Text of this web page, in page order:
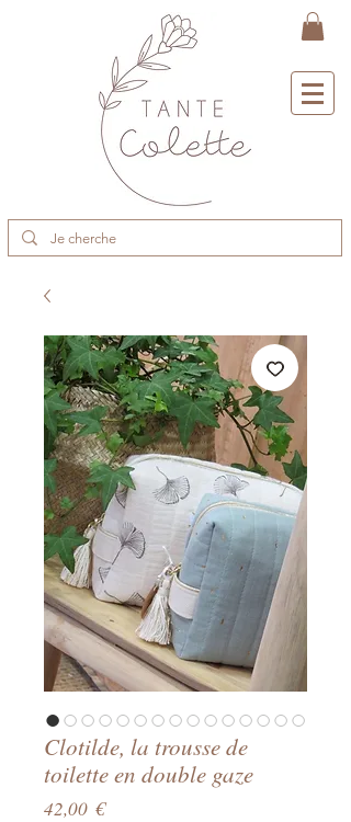
Clotilde, la trousse de
toilette en double gaze
42,00 €Prix